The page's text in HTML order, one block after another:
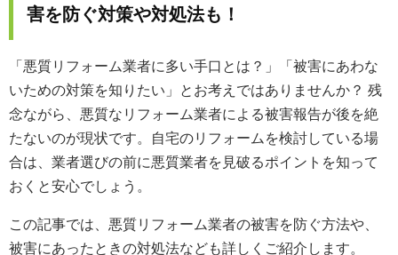
害を防ぐ対策や対処法も！
「悪質リフォーム業者に多い手口とは？」「被害にあわな
いための対策を知りたい」とお考えではありませんか？ 残
念ながら、悪質なリフォーム業者による被害報告が後を絶
たないのが現状です。自宅のリフォームを検討している場
合は、業者選びの前に悪質業者を見破るポイントを知って
おくと安心でしょう。
この記事では、悪質リフォーム業者の被害を防ぐ方法や、
被害にあったときの対処法なども詳しくご紹介します。